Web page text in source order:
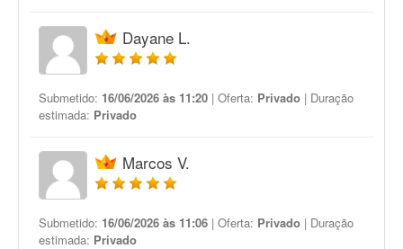
Dayane L.
Submetido: 16/06/2026 às 11:20 | Oferta: Privado | Duração
estimada: Privado
Marcos V.
Submetido: 16/06/2026 às 11:06 | Oferta: Privado | Duração
estimada: Privado